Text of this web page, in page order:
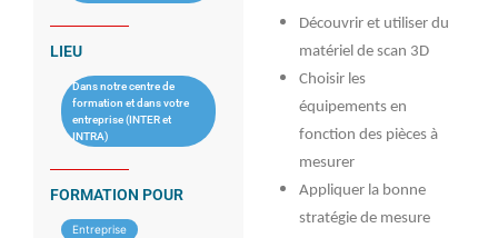
LIEU
Dans notre centre de
formation et dans votre
entreprise (INTER et
INTRA)
FORMATION POUR
Entreprise
Découvrir et utiliser du
matériel de scan 3D
Choisir les
équipements en
fonction des pièces à
mesurer
Appliquer la bonne
stratégie de mesure